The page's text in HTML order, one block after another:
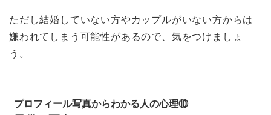
ただし結婚していない方やカップルがいない方からは
嫌われてしまう可能性があるので、気をつけましょ
う。
プロフィール写真からわかる人の心理⑩